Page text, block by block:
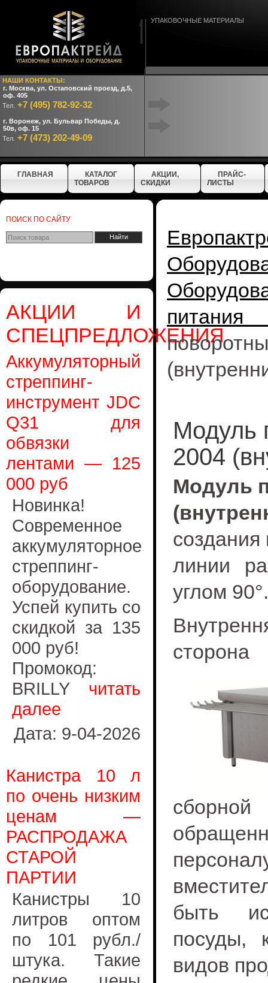
НАШИ КОНТАКТЫ:
г. Москва, ул. Остаповский проезд, д.5,
оф. 405
Тел. +7 (495) 782-92-32
г. Воронеж, ул. Бульвар Победы, д.
50в, оф. 15
Тел. +7 (473) 202-49-09
УПАКОВОЧНЫЕ МАТЕРИАЛЫ
ГЛАВНАЯ
КАТАЛОГ
ТОВАРОВ
АКЦИИ,
СКИДКИ
ПРАЙС-
ЛИСТЫ
ПОИСК ПО САЙТУ
АКЦИИ И
СПЕЦПРЕДЛОЖЕНИЯ
Аккумуляторный
стреппинг-
инструмент JDC
Q31 для
обвязки
лентами — 125
000 руб
Новинка!
Современное
аккумуляторное
стреппинг-
оборудование.
Успей купить со
скидкой за 135
000 руб!
Промокод:
BRILLY читать
далее
Дата: 9-04-2026
Канистра 10 л
по очень низким
ценам —
РАСПРОДАЖА
СТАРОЙ
ПАРТИИ
Канистры 10
литров оптом
по 101 рубл./
штука. Такие
питания
Модуль
2004
Модуль
создания
линии
углом 90°.
сторона
сборной
быть
посуды,
видов